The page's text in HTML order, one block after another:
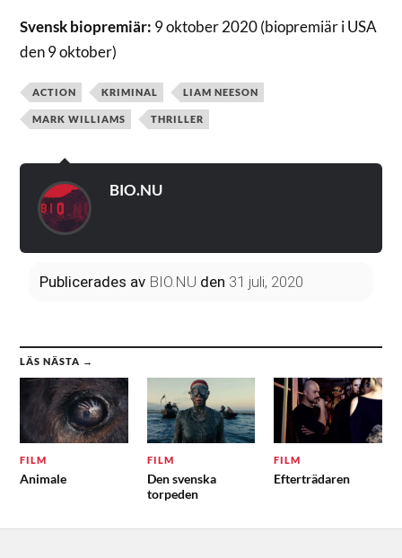
Svensk biopremiär: 9 oktober 2020 (biopremiär i USA
den 9 oktober)
ACTION KRIMINAL LIAM NEESON
MARK WILLIAMS THRILLER
BIO.NU
Publicerades av BIO.NU den 31 juli, 2020
LÄS NÄSTA →
FILM
Animale
FILM
Den svenska
torpeden
FILM
Efterträdaren